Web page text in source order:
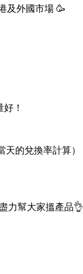
及外國市場 🥳
！
的兌換率計算）
力幫大家搵產品👌